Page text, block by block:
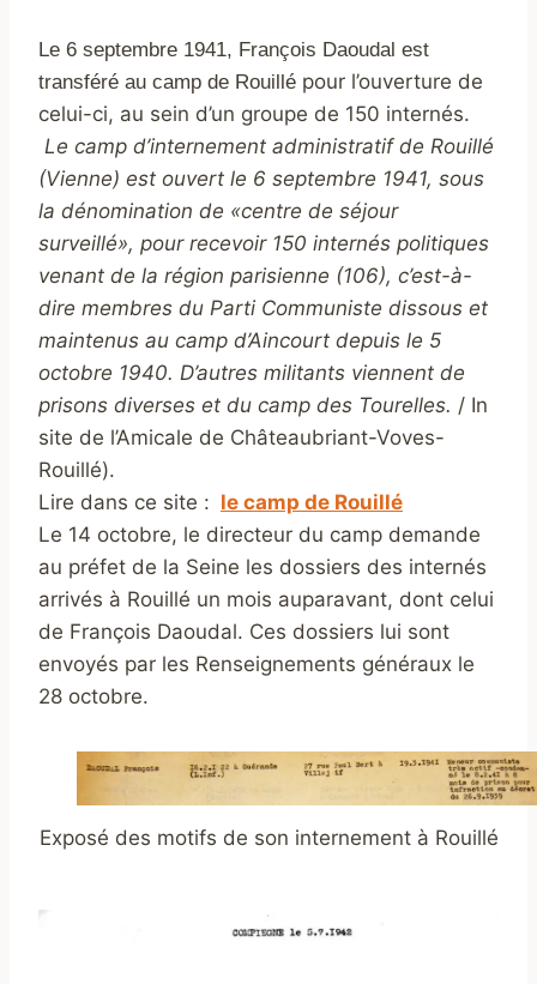
Le 6 septembre 1941, François Daoudal est
transféré au camp de Rouillé pour l’ouverture de
celui-ci, au sein d’un groupe de 150 internés.
Le camp d’internement administratif de Rouillé
(Vienne) est ouvert le 6 septembre 1941, sous
la dénomination de «centre de séjour
surveillé», pour recevoir 150 internés politiques
venant de la région parisienne (106), c’est-à-
dire membres du Parti Communiste dissous et
maintenus au camp d’Aincourt depuis le 5
octobre 1940. D’autres militants viennent de
prisons diverses et du camp des Tourelles. / In
site de l’Amicale de Châteaubriant-Voves-
Rouillé).
Lire dans ce site : le camp de Rouillé
Le 14 octobre, le directeur du camp demande
au préfet de la Seine les dossiers des internés
arrivés à Rouillé un mois auparavant, dont celui
de François Daoudal. Ces dossiers lui sont
envoyés par les Renseignements généraux le
28 octobre.
Exposé des motifs de son internement à Rouillé